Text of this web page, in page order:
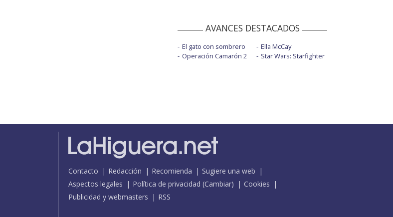
AVANCES DESTACADOS
El gato con sombrero
Operación Camarón 2
Ella McCay
Star Wars: Starfighter
Contacto Redacción Recomienda
Sugiere una web
Aspectos legales
Política de privacidad (Cambiar)
Cookies
Publicidad y webmasters
RSS